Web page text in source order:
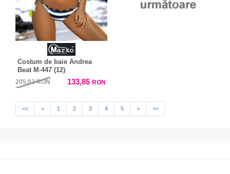
Costum de baie Andrea
Beat M-447 (12)
205,92RON 133,85 RON
<< < 1 2 3 4 5 > >>